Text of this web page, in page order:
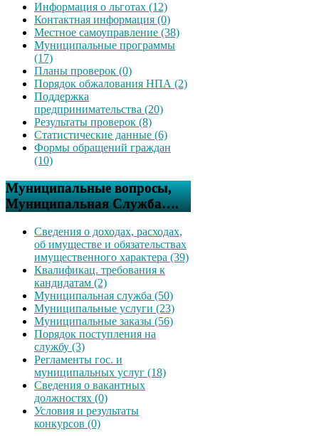
Информация о льготах (12)
Контактная информация (0)
Местное самоуправление (38)
Муниципальные программы
(17)
Планы проверок (0)
Порядок обжалования НПА (2)
Поддержка
предпринимательства (20)
Результаты проверок (8)
Статистические данные (6)
Формы обращений граждан
(10)
Муниципальные вопросы,
Муниципальная Служба….
Сведения о доходах, расходах,
об имуществе и обязательствах
имущественного характера (39)
Квалификац. требования к
кандидатам (2)
Муниципальная служба (50)
Муниципальные услуги (23)
Муниципальные заказы (56)
Порядок поступления на
службу (3)
Регламенты гос. и
муниципальных услуг (18)
Сведения о вакантных
должностях (0)
Условия и результаты
конкурсов (0)